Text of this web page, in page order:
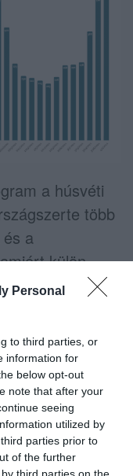
Personal
to third parties, or
information for
below opt-out
note that after your
seeing
utilized by
parties prior to
of the further
third parties on the
a húsvéti
több
a
külön
hulláma
fontos a
kövessen